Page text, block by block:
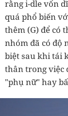
rằng i-dle vốn
quá phổ biến
thêm (G) để có
nhóm đã có độ
biệt sau khi tái
thân trong việc
"phụ nữ" hay